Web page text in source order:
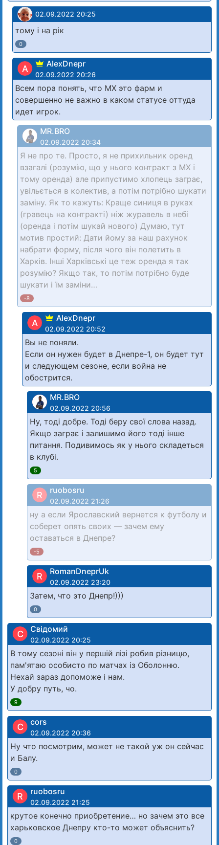
02.09.2022 20:25
тому і на рік
0
A AlexDnepr
02.09.2022 20:26
Всем пора понять, что МХ это фарм и
совершенно не важно в каком статусе оттуда
идет игрок.
MR.BRO
02.09.2022 20:34
Я не про те. Просто, я не прихильник оренд
взагалі (розумію, що у нього контракт з МХ і
тому оренда) але припустимо хлопець заграє,
увільється в колектив, а потім потрібно шукати
заміну. Як то кажуть: Краще синиця в руках
(гравець на контракті) ніж журавель в небі
(оренда і потім шукай нового) Думаю, тут
мотив простий: Дати йому за наш рахунок
набрати форму, після чого він полетить в
Харків. Інші Харківські це теж оренда я так
розумію? Якщо так, то потім потрібно буде
шукати і їм заміни…
-8
A AlexDnepr
02.09.2022 20:52
Вы не поняли.
Если он нужен будет в Днепре-1, он будет тут
и следующем сезоне, если война не
обострится.
MR.BRO
02.09.2022 20:56
Ну, тоді добре. Тоді беру свої слова назад.
Якщо заграє і залишимо його тоді інше
питання. Подивимось як у нього складеться
в клубі.
5
R ruobosru
02.09.2022 21:26
ну а если Ярославский вернется к футболу и
соберет опять своих — зачем ему
оставаться в Днепре?
-5
R RomanDneprUk
02.09.2022 23:20
Затем, что это Днепр!)))
0
С Свідомий
02.09.2022 20:25
В тому сезоні він у першій лізі робив різницю,
пам'ятаю особисто по матчах із Оболонню.
Нехай зараз допоможе і нам.
У добру путь, чо.
9
C cors
02.09.2022 20:36
Ну что посмотрим, может не такой уж он сейчас
и Балу.
0
R ruobosru
02.09.2022 21:25
крутое конечно приобретение… но зачем это все
харьковское Днепру кто-то может объяснить?
0